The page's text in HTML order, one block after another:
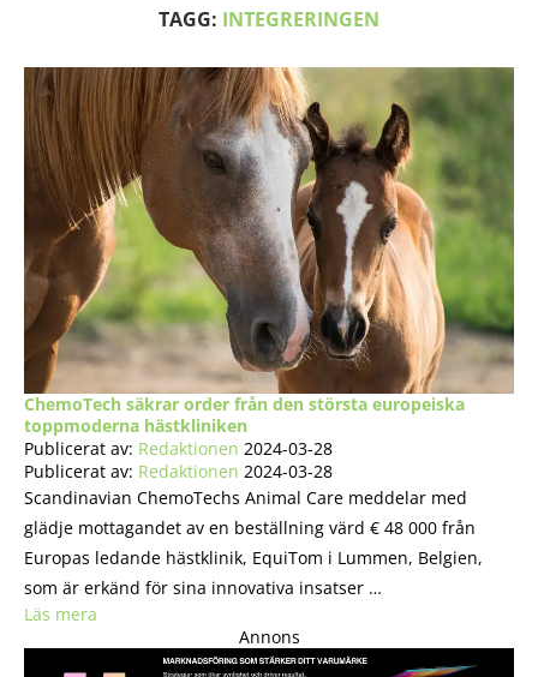
TAGG: INTEGRERINGEN
ChemoTech säkrar order från den största europeiska
toppmoderna hästkliniken
Publicerat av: Redaktionen 2024-03-28
Publicerat av: Redaktionen 2024-03-28
Scandinavian ChemoTechs Animal Care meddelar med
glädje mottagandet av en beställning värd € 48 000 från
Europas ledande hästklinik, EquiTom i Lummen, Belgien,
som är erkänd för sina innovativa insatser …
Läs mera
Annons